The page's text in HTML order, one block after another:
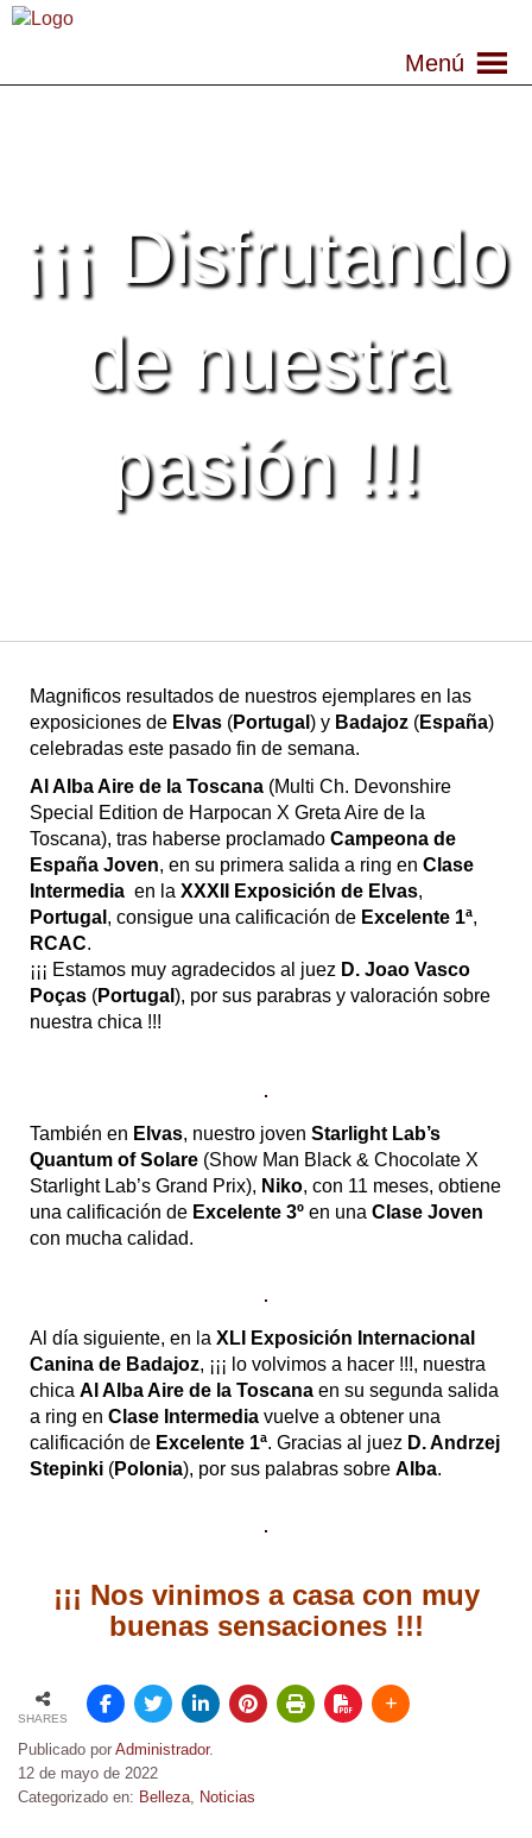
Menú
¡¡¡ Disfrutando
de nuestra
pasión !!!
Magnificos resultados de nuestros ejemplares en las
exposiciones de Elvas (Portugal ) y Badajoz (España)
celebradas este pasado fin de semana.
Al Alba Aire de la Toscana (Multi Ch. Devonshire
Special Edition de Harpocan X Greta Aire de la
Toscana), tras haberse proclamado Campeona de
España Joven, en su primera salida a ring en Clase
Intermedia en la XXXII Exposición de Elvas,
Portugal , consigue una calificación de Excelente 1ª,
RCAC.
¡¡¡ Estamos muy agradecidos al juez D. Joao Vasco
Poças (Portugal ), por sus parabras y valoración sobre
nuestra chica !!!
También en Elvas, nuestro joven Starlight Lab’s
Quantum of Solare (Show Man Black & Chocolate X
Starlight Lab’s Grand Prix), Niko, con 11 meses, obtiene
una calificación de Excelente 3º en una Clase Joven
con mucha calidad.
Al día siguiente, en la XLI Exposición Internacional
Canina de Badajoz, ¡¡¡ lo volvimos a hacer !!!, nuestra
chica Al Alba Aire de la Toscana en su segunda salida
a ring en Clase Intermedia vuelve a obtener una
calificación de Excelente 1ª. Gracias al juez D. Andrzej
Stepinki (Polonia), por sus palabras sobre Alba.
¡¡¡ Nos vinimos a casa con muy
buenas sensaciones !!!
SHARES
Publicado por Administrador.
12 de mayo de 2022
Categorizado en: Belleza Noticias